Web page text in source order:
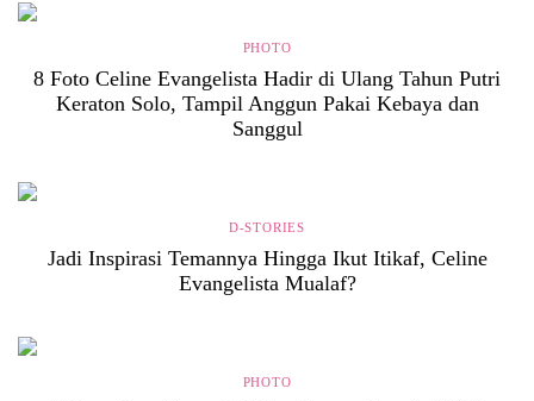
PHOTO
8 Foto Celine Evangelista Hadir di Ulang Tahun Putri
Keraton Solo, Tampil Anggun Pakai Kebaya dan
Sanggul
D-STORIES
Jadi Inspirasi Temannya Hingga Ikut Itikaf, Celine
Evangelista Mualaf?
PHOTO